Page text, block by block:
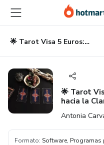
principal
página
de
página
🌟 Tarot Visa 5 Euros: Descubre el Camino hacia la Claridad 🌟
🌟 Tarot
hacia la
Antonia
Formato: Software, Programas